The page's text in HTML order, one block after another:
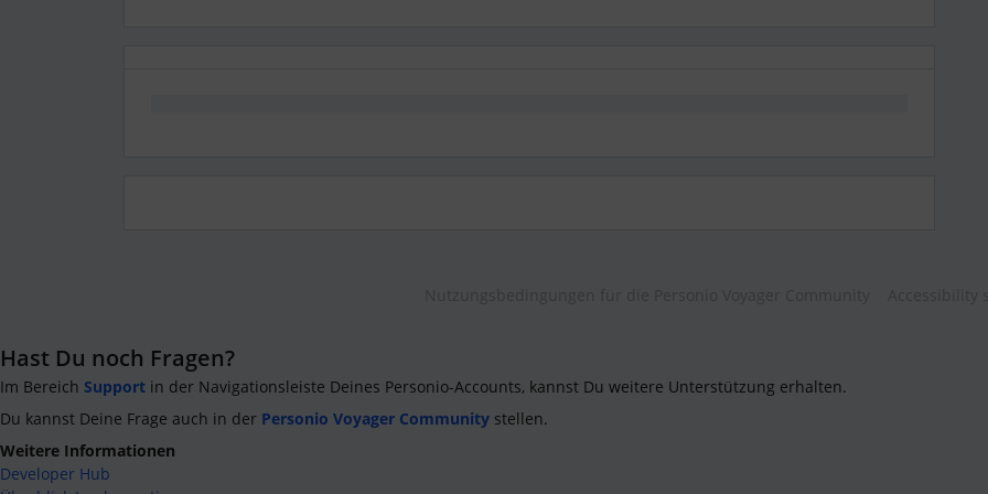
Hast Du noch Fragen?
Im Bereich Support in der Navigationsleiste Deines Personio-Accounts, kannst Du weitere Unterstützung erhalten.
Du kannst Deine Frage auch in der Personio Voyager Community stellen.
Weitere Informationen
Developer Hub